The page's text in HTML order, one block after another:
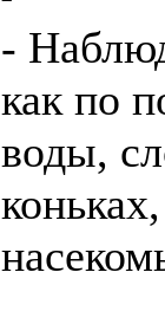
-
как по
воды,